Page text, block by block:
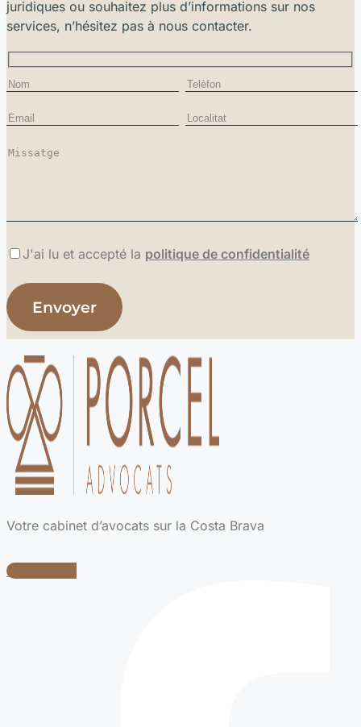
juridiques ou souhaitez plus d’informations sur nos
services, n’hésitez pas à nous contacter.
J'ai lu et accepté la politique de confidentialité
Votre cabinet d’avocats sur la Costa Brava
Facebook-f